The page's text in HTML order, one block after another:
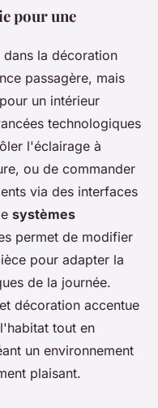
pour une
dans la décoration
passagère, mais
un intérieur
technologiques
l'éclairage à
ou de commander
via des interfaces
systèmes
permet de modifier
pour adapter la
de la journée.
décoration accentue
tout en
un environnement
plaisant.